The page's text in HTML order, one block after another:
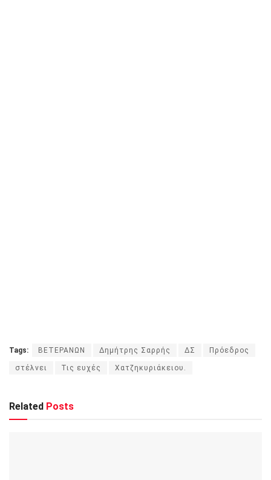
Tags: ΒΕΤΕΡΑΝΩΝ Δημήτρης Σαρρής ΔΣ Πρόεδρος
στέλνει Τις ευχές Χατζηκυριάκειου.
Related Posts